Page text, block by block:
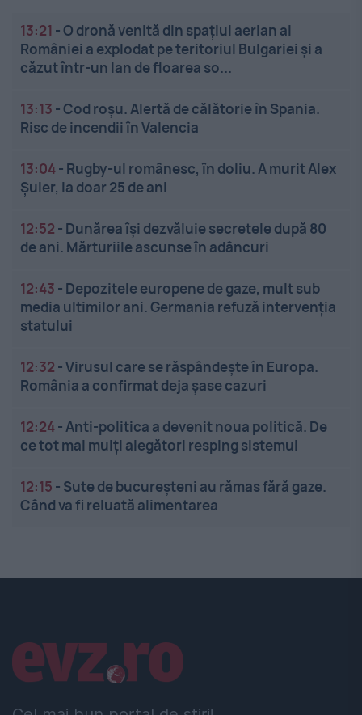
13:21 -O dronă venită din spațiul aerian al
României a explodat pe teritoriul Bulgariei și a
căzut într-un lan de floarea so...
13:13 -Cod roșu. Alertă de călătorie în Spania.
Risc de incendii în Valencia
13:04- Rugby-ul românesc, în doliu. A murit Alex
Șuler, la doar 25 de ani
12:52 - Dunărea își dezvăluie secretele după 80
de ani. Mărturiile ascunse în adâncuri
12:43 - Depozitele europene de gaze, mult sub
media ultimilor ani. Germania refuză intervenția
statului
12:32 -Virusul care se răspândește în Europa.
România a confirmat deja șase cazuri
12:24-Anti-politica a devenit noua politică. De
ce tot mai mulți alegători resping sistemul
12:15 - Sute de bucureșteni au rămas fără gaze.
Când va fi reluată alimentarea
Linkuri utile